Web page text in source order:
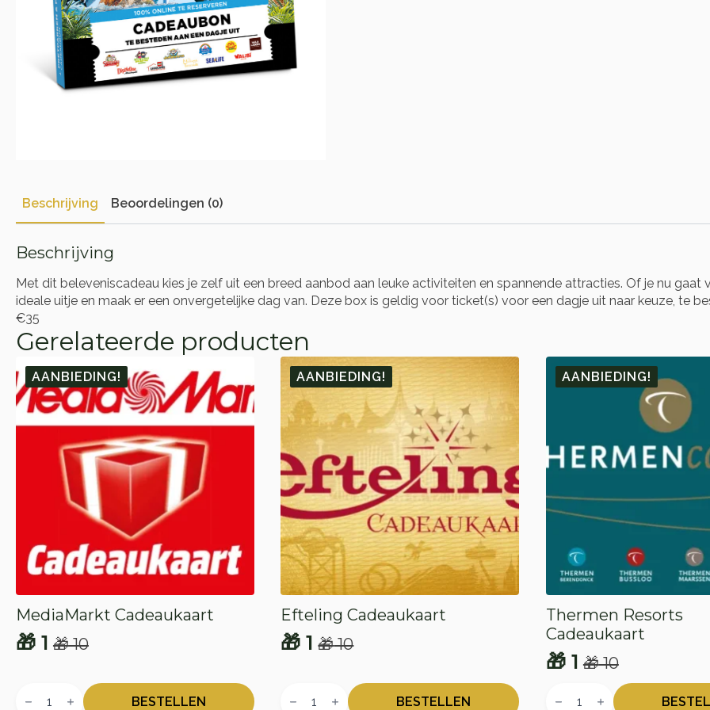
Beschrijving Beoordelingen (0)
Beschrijving
Met dit beleveniscadeau kies je zelf uit een breed aanbod aan leuke activiteiten en spannende attracties. Of je nu
ideale uitje en maak er een onvergetelijke dag van. Deze box is geldig voor ticket(s) voor een dagje uit naar keuze, te
€35
Gerelateerde producten
AANBIEDING!
MediaMarkt Cadeaukaart
🎁10
Oorspronkelijke
was:
🎁 1
Huidige
is:
Cadeaukaart
BESTELLEN
AANBIEDING!
Efteling Cadeaukaart
🎁10
Oorspronkelijke
was:
🎁 1
Huidige
is:
Cadeaukaart
BESTELLEN
AANBIEDING!
Thermen Resorts
Cadeaukaart
🎁10
Oorspronkelijke
prijs
🎁1
Huidige
prijs
Resorts